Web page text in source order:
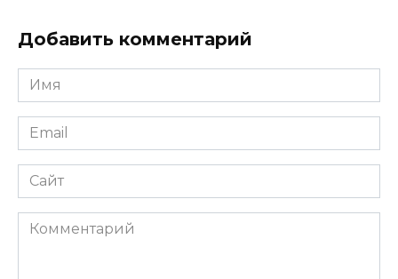
Добавить комментарий
Имя
*
Email
*
Сайт
Комментарий